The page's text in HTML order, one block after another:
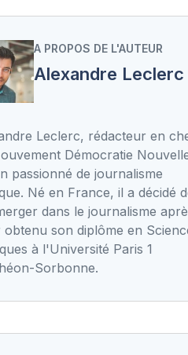
A PROPOS DE L'AUTEUR
Alexandre Leclerc
Leclerc, rédacteur en
Démocratie
passionné de journalisme
Né en France, il a décidé
dans le journalisme
obtenu son diplôme en
à l'Université Paris 1
Sorbonne.